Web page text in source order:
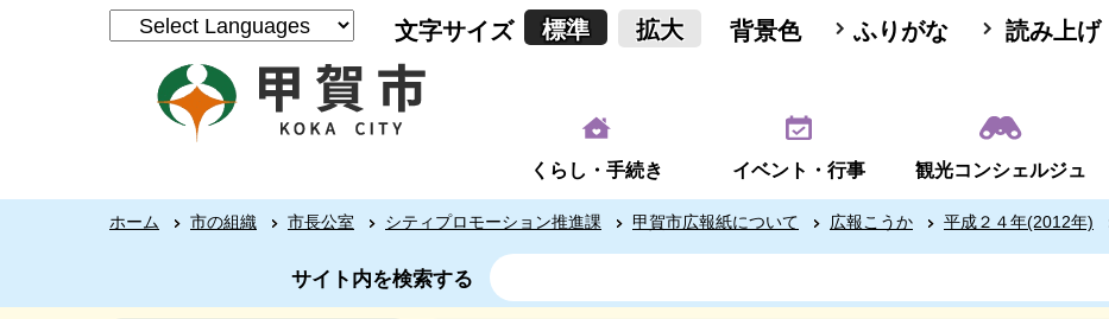
文字サイズ 標準 拡大 背景色 ふりがな 読み上げ
くらし・手続き イベント・行事 観光コンシェルジュ
ホーム 市の組織 市長公室 シティプロモーション推進課 甲賀市広報紙について 広報こうか 平成２４年(2012年)
サイト内を検索する